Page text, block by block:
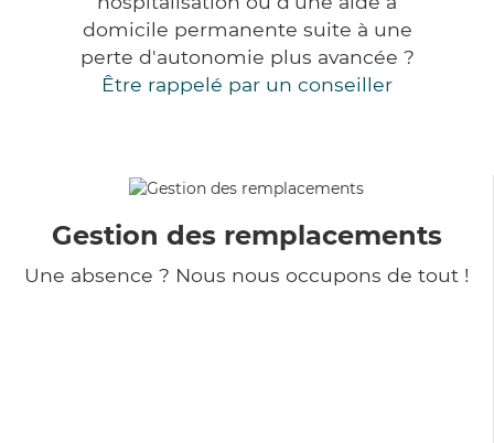
domicile permanente suite à une
perte d'autonomie plus avancée ?
Être rappelé par un conseiller
Gestion des remplacements
Une absence ? Nous nous occupons de tout !